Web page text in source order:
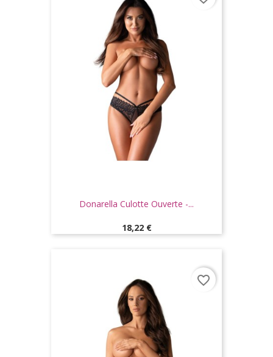
Donarella Culotte Ouverte -...
Prix
18,22 €
favorite_border